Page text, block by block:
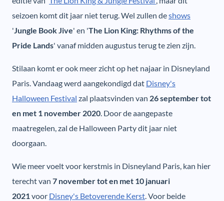
seizoen komt dit jaar niet terug. Wel zullen deshows
'Jungle Book Jive' en 'The Lion King: Rhythms of the
Pride Lands' vanaf midden augustus terug te zien zijn.
Stilaan komt er ook meer zicht op het najaar in Disneyland
Paris. Vandaag werd aangekondigd dat Disney's
Halloween Festival zal plaatsvinden van 26 september tot
en met 1 november 2020. Door de aangepaste
maatregelen, zal de Halloween Party dit jaar niet
doorgaan.
Wie meer voelt voor kerstmis in Disneyland Paris, kan hier
terecht van 7 november tot en met 10 januari
2021voor Disney's Betoverende Kerst. Voor beide